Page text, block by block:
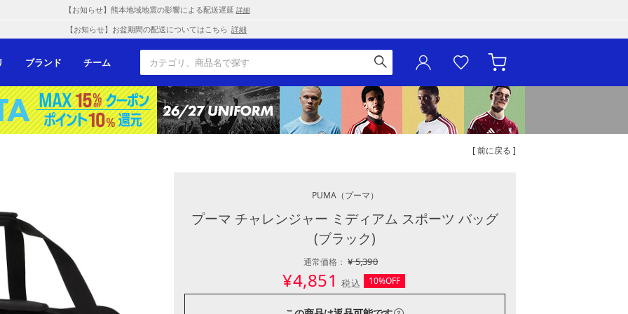
【お知らせ】熊本地域地震の影響による配送遅延 詳細
【お知らせ】お盆期間の配送についてはこちら 詳細
ブランド チーム
[ 前に戻る ]
PUMA（プーマ）
プーマ チャレンジャー ミディアム スポーツ バッグ
(ブラック)
通常価格：¥ 5,390
¥4,851 税込 10%OFF